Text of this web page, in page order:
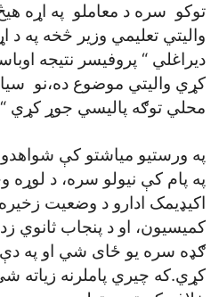
توکو سره د معاملو په اړه
واليتي تعليمي وزير څخه په د
ديراغلي “ پروفيسر نتيجه
کړي واليتي موضوع ده،نو
محلي توګه پاليسي جوړ کړي “
په ورستيو مياشتو کې
په پام کې نيولو سره، د
اکيډيمک ادارو د وضعيت
کميسيون، او د پنجاب ثانوي
ګډه سره يو ځای شي او په دې
کړي.که چيري پاملرنه زياته